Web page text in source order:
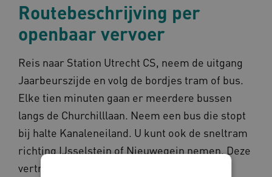
Routebeschrijving per
openbaar vervoer
Reis naar Station Utrecht CS, neem de uitgang
Jaarbeurszijde en volg de bordjes tram of bus.
Elke tien minuten gaan er meerdere bussen
langs de Churchilllaan. Neem een bus die stopt
bij halte Kanaleneiland. U kunt ook de sneltram
richting IJsselstein of Nieuwegein nemen. Deze
vertrekt iedere 7 minuten. Stap uit op halte